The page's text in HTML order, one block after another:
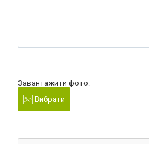
Завантажити фото:
Вибрати